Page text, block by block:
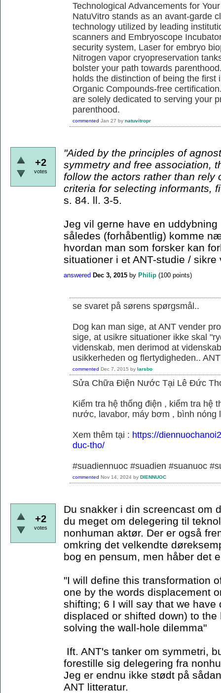
Technological Advancements for
NatuVitro stands as an avant-garde
technology utilized by leading
scanners and Embryoscope
security system, Laser for embryo
Nitrogen vapor cryopreservation
bolster your path towards
holds the distinction of being the
Organic Compounds-free
are solely dedicated to serving your
parenthood.
commented Jan 27 by natuvitropr
+2
votes
"Aided by the principles of
symmetry and free association,
follow the actors rather than rely
criteria for selecting informants,
s. 84. ll. 3-5.
Jeg vil gerne have en
således (forhåbentlig) komme
hvordan man som forsker kan
situationer i et ANT-studie /
answered Dec 3, 2015 by Philip (100 points)
se svaret på sørens spørgsmål..
Dog kan man sige, at ANT vender
sige, at usikre situationer ikke skal
videnskab, men derimod at
usikkerheden og flertydigheden..
commented Dec 7, 2015 by larsbo
Sửa Chữa Điện Nước Tại Lê Đức
Kiểm tra hệ thống điện , kiểm tra hệ
nước, lavabor, máy bơm , bình nóng
Xem thêm tại : https://
duc-tho/
#suadiennuoc #suadien #suanuoc
commented Nov 14, 2024 by DIENNUOC
+2
votes
Du snakker i din screencast om
du meget om delegering til
nonhuman aktør. Der er også
omkring det velkendte
bog en pensum, men håber det
"I will define this transformation
one by the words displacement
shifting; 6 I will say that we have
displaced or shifted down) to
solving the wall-hole dilemma"
Ift. ANT's tanker om symmetri,
forestille sig delegering fra
Jeg er endnu ikke stødt på
ANT litteratur.